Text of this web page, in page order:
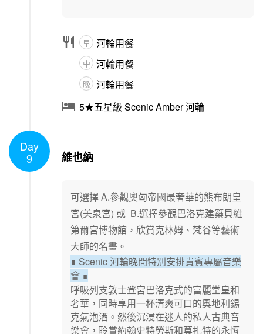
 早 河輪用餐
中 河輪用餐
晚 河輪用餐
 5★五星級 Scenic Amber 河輪
Day
9
維也納
可選擇 A.參觀奧匈帝國最奢華的熊布朗皇
宮(美泉宮) 或 B.選擇參觀巴洛克建築貝維
第爾宮博物館，欣賞克林姆、梵谷等藝術
大師的名畫。
∎ Scenic 河輪晚間特別安排貴賓專屬音樂
會 ∎
呼吸列支敦士登宮巴洛克式的富麗堂皇和
奢華，同時享用一杯清爽可口的奧地利錫
克氣泡酒。然後沉浸在迷人的私人古典音
樂會，聆賞約翰史特勞斯和莫扎特的永恆